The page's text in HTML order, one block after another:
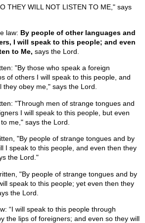
THEY WILL NOT LISTEN TO ME," says
law: By people of other languages and
I will speak to this people; and even
to Me, says the Lord.
"By those who speak a foreign
of others I will speak to this people, and
they obey me," says the Lord.
"Through men of strange tongues and
I will speak to this people, but even
me," says the Lord.
"By people of strange tongues and by
I speak to this people, and even then they
the Lord."
"By people of strange tongues and by
speak to this people; yet even then they
the Lord.
“I will speak to this people through
the lips of foreigners; and even so they will